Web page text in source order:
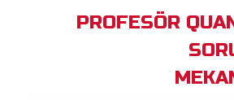
PROFESÖR